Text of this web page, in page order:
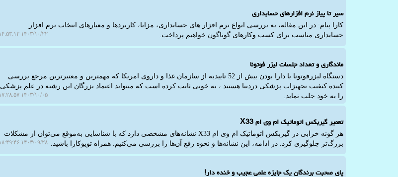
سیر تا پیاز نرم افزارهای حسابداری
کارا پیام: در این مقاله، به بررسی انواع نرم افزار های حسابداری، مزایا، کاربردها و معیارهای انتخاب نرم افزار
حسابداری مناسب برای کسب وکارهای گوناگون خواهیم پرداخت.
۱۴۰۳/۱۰/۲۲ ۱۴:۵۳:۱۲
ماندگاری و تعداد جلسات لیزر فوتونا
دستگاه لیزرفوتونا با دارا بودن بیش از 52 تاییدیه از سازمان غذا و داروی امریکا که مهمترین و معتبرترین مرجع بررسی
کننده کیفیت تجهیزات پزشکی دردنیا هستند ، به خوبی ثابت کرده است که میتواند اعتماد بزرگان این رشته در علم پزشکی
را به خود جلب نماید.
۱۴۰۳/۱۰/۰۵ ۱۷:۲۸:۵۷
تعمیر گیربکس اتوماتیک ام وی ام X33
هر گونه خرابی در گیربکس اتوماتیک ام وی ام X33 نشانه‌های مشخصی دارد که با شناسایی به‌موقع می‌توان از مشکلات
بزرگ‌تر جلوگیری کرد. در ادامه، این نشانه‌ها و نحوه رفع آن‌ها را بررسی می‌کنیم. همراه تویوکارا باشید.
۱۴۰۳/۰۹/۲۸ ۱۸:۴۹:۴۶
پای صحبت برندگان یک جایزه علمی عجیب و خنده دار!